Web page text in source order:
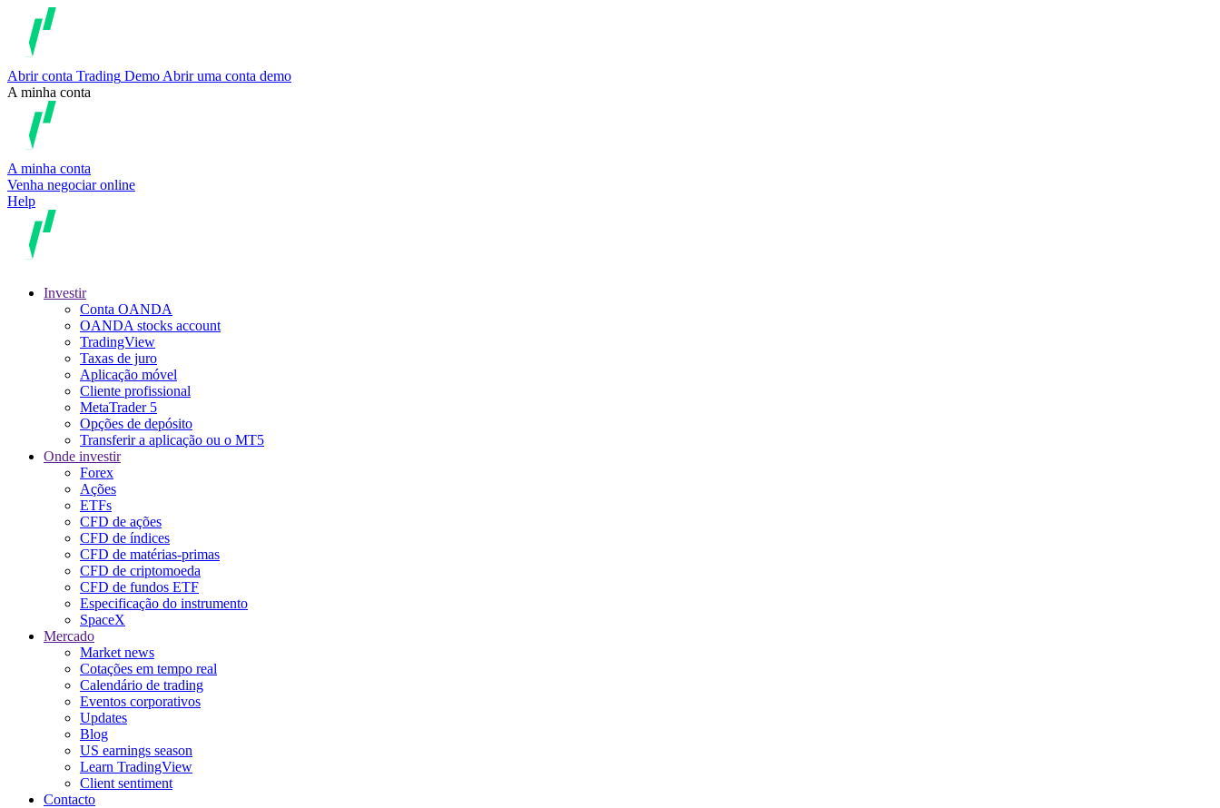
Abrir conta Trading Demo Abrir uma conta demo
A minha conta
A minha conta
Venha negociar online
Help
Investir
Conta OANDA
OANDA stocks account
TradingView
Taxas de juro
Aplicação móvel
Cliente profissional
MetaTrader 5
Opções de depósito
Transferir a aplicação ou o MT5
Onde investir
Forex
Ações
ETFs
CFD de ações
CFD de índices
CFD de matérias-primas
CFD de criptomoeda
CFD de fundos ETF
Especificação do instrumento
SpaceX
Mercado
Market news
Cotações em tempo real
Calendário de trading
Eventos corporativos
Updates
Blog
US earnings season
Learn TradingView
Client sentiment
Contacto